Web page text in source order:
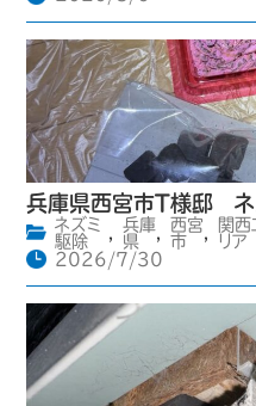
兵庫県西宮市T様邸 ネ
ネズミ
駆除
兵庫
県
,
西宮
市
関西
リア
2026/7/30